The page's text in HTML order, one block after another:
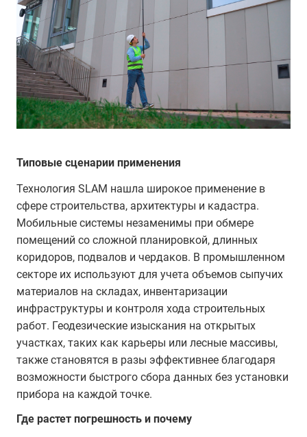
Типовые сценарии применения
Технология SLAM нашла широкое применение в
сфере строительства, архитектуры и кадастра.
Мобильные системы незаменимы при обмере
помещений со сложной планировкой, длинных
коридоров, подвалов и чердаков. В промышленном
секторе их используют для учета объемов сыпучих
материалов на складах, инвентаризации
инфраструктуры и контроля хода строительных
работ. Геодезические изыскания на открытых
участках, таких как карьеры или лесные массивы,
также становятся в разы эффективнее благодаря
возможности быстрого сбора данных без установки
прибора на каждой точке.
Где растет погрешность и почему